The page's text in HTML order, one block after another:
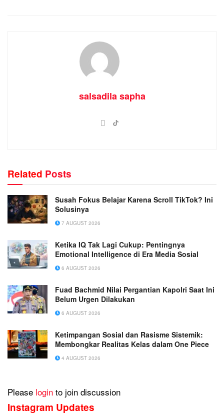
salsadila sapha
Related Posts
Susah Fokus Belajar Karena Scroll TikTok? Ini
Solusinya
7 AUGUST 2026
Ketika IQ Tak Lagi Cukup: Pentingnya
Emotional Intelligence di Era Media Sosial
6 AUGUST 2026
Fuad Bachmid Nilai Pergantian Kapolri Saat Ini
Belum Urgen Dilakukan
6 AUGUST 2026
Ketimpangan Sosial dan Rasisme Sistemik:
Membongkar Realitas Kelas dalam One Piece
4 AUGUST 2026
Please login to join discussion
Instagram Updates